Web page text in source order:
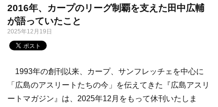
2016年、カープのリーグ制覇を支えた田中広輔
が語っていたこと
2025年12月19日
1993年の創刊以来、カープ、サンフレッチェを中心に
「広島のアスリートたちの今」を伝えてきた『広島アスリ
ートマガジン』は、2025年12月をもって休刊いたしま